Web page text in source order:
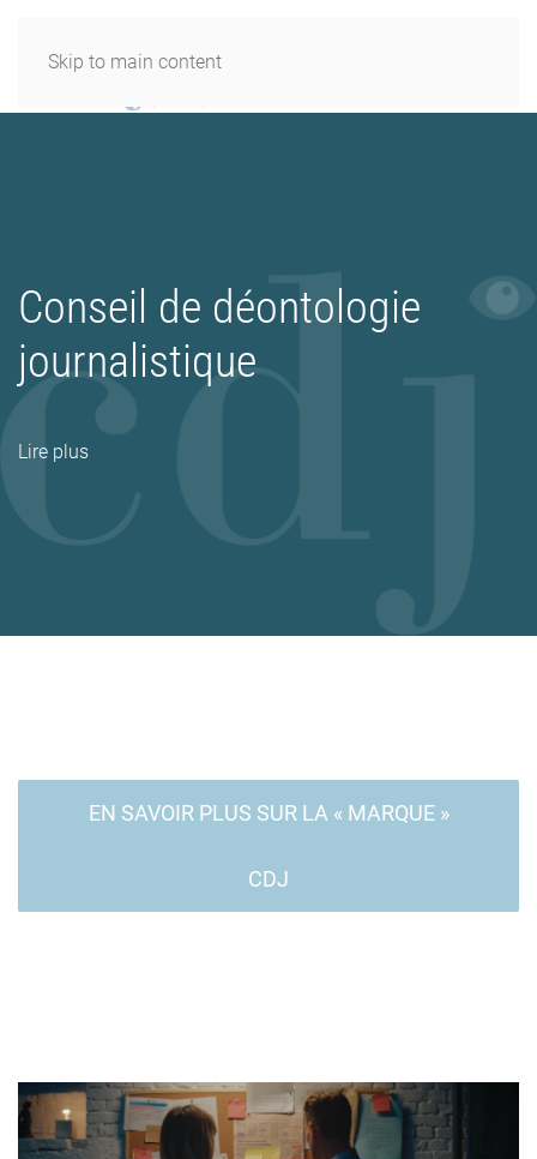
Skip to main content
Conseil de déontologie
journalistique
Lire plus
EN SAVOIR PLUS SUR LA « MARQUE »
CDJ